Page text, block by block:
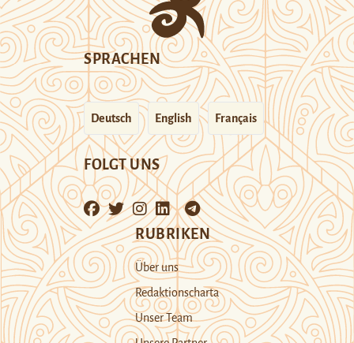
SPRACHEN
Deutsch English Français
FOLGT UNS
RUBRIKEN
Über uns
Redaktionscharta
Unser Team